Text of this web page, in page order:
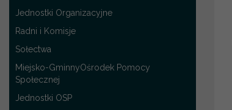
Jednostki Organizacyjne
Radni i Komisje
Sołectwa
Miejsko-GminnyOśrodek Pomocy
Społecznej
Jednostki OSP